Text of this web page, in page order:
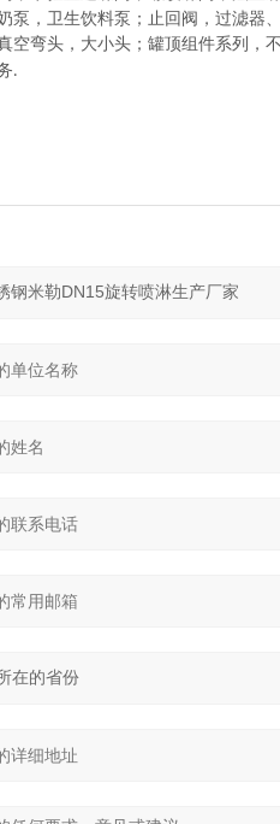
泵，卫生饮料泵 ； 止回阀，过滤器
空弯头，大小头 ； 罐顶组件系列 ，
.